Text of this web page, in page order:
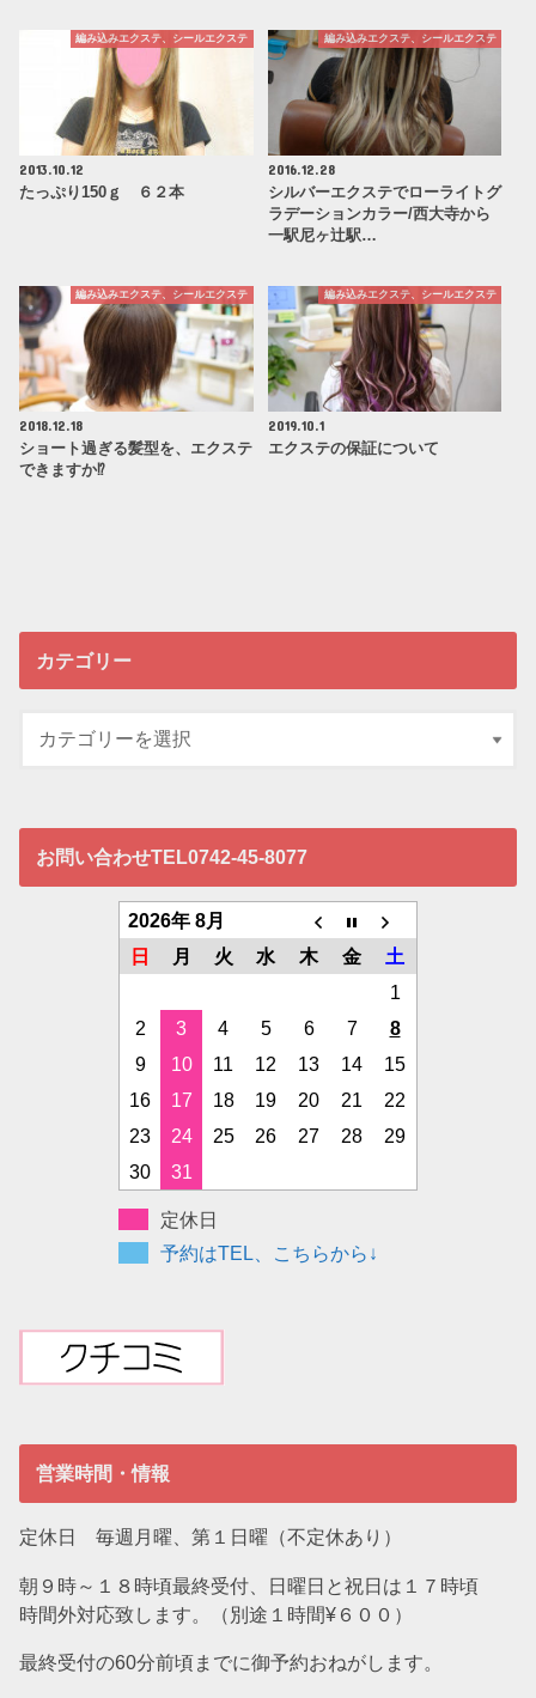
編み込みエクステ、シールエクステ
2013.10.12
たっぷり150ｇ ６２本
編み込みエクステ、シールエクステ
2016.12.28
シルバーエクステでローライトグ
ラデーションカラー/西大寺から
一駅尼ヶ辻駅…
編み込みエクステ、シールエクステ
2018.12.18
ショート過ぎる髪型を、エクステ
できますか⁉️
編み込みエクステ、シールエクステ
2019.10.1
エクステの保証について
カテゴリー
お問い合わせTEL0742-45-8077
2026年 8月
日
月 火 水 木 金
土
1
2
3 4 5 6 7
8
9
10 11 12 13 14
15
16
17 18 19 20 21
22
23
24 25 26 27 28
29
30
31
定休日
予約はTEL、こちらから↓
営業時間・情報
定休日 毎週月曜、第１日曜（不定休あり）
朝９時～１８時頃最終受付、日曜日と祝日は１７時頃
時間外対応致します。（別途１時間¥６００）
最終受付の60分前頃までに御予約おねがします。